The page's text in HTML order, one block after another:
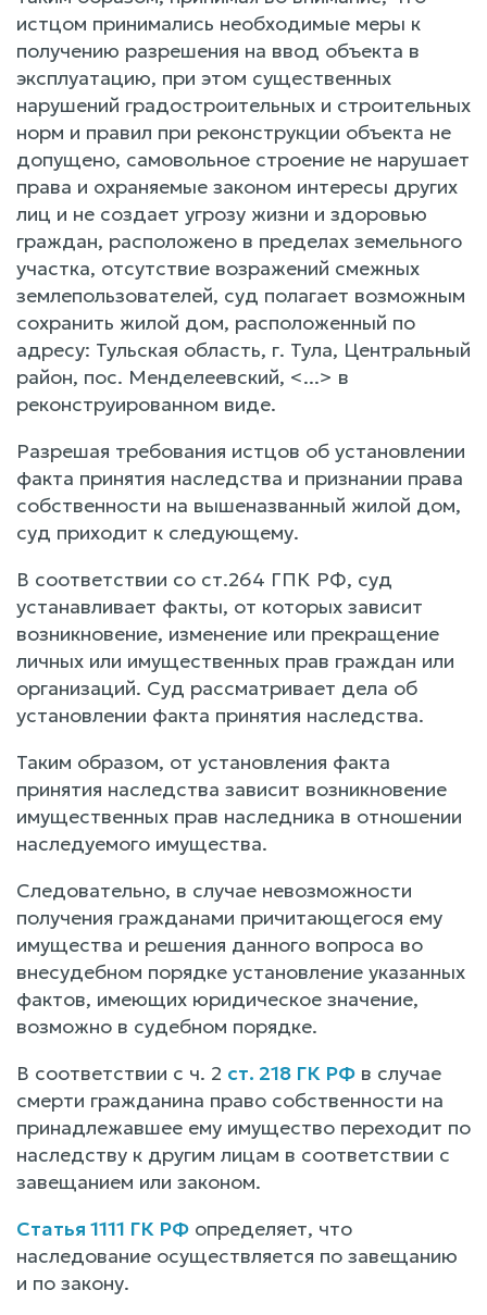
истцом принимались необходимые меры к
получению разрешения на ввод объекта в
эксплуатацию, при этом существенных
нарушений градостроительных и строительных
норм и правил при реконструкции объекта не
допущено, самовольное строение не нарушает
права и охраняемые законом интересы других
лиц и не создает угрозу жизни и здоровью
граждан, расположено в пределах земельного
участка, отсутствие возражений смежных
землепользователей, суд полагает возможным
сохранить жилой дом, расположенный по
адресу: Тульская область, г. Тула, Центральный
район, пос. Менделеевский, <...> в
реконструированном виде.
Разрешая требования истцов об установлении
факта принятия наследства и признании права
собственности на вышеназванный жилой дом,
суд приходит к следующему.
В соответствии со ст.264 ГПК РФ, суд
устанавливает факты, от которых зависит
возникновение, изменение или прекращение
личных или имущественных прав граждан или
организаций. Суд рассматривает дела об
установлении факта принятия наследства.
Таким образом, от установления факта
принятия наследства зависит возникновение
имущественных прав наследника в отношении
наследуемого имущества.
Следовательно, в случае невозможности
получения гражданами причитающегося ему
имущества и решения данного вопроса во
внесудебном порядке установление указанных
фактов, имеющих юридическое значение,
возможно в судебном порядке.
В соответствии с ч. 2 ст. 218 ГК РФ в случае
смерти гражданина право собственности на
принадлежавшее ему имущество переходит по
наследству к другим лицам в соответствии с
завещанием или законом.
Статья 1111 ГК РФ определяет, что
наследование осуществляется по завещанию
и по закону.